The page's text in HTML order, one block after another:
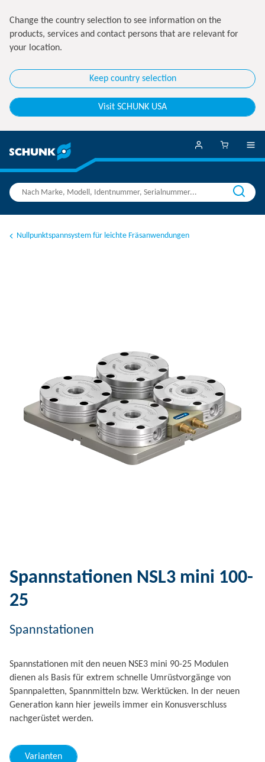
Change the country selection to see information on the
products, services and contact persons that are relevant for
your location.
Keep country selection
Visit SCHUNK USA
Nullpunktspannsystem für leichte Fräsanwendungen
Spannstationen NSL3 mini 100-
25
Spannstationen
Spannstationen mit den neuen NSE3 mini 90-25 Modulen
dienen als Basis für extrem schnelle Umrüstvorgänge von
Spannpaletten, Spannmitteln bzw. Werktücken. In der neuen
Generation kann hier jeweils immer ein Konusverschluss
nachgerüstet werden.
Varianten